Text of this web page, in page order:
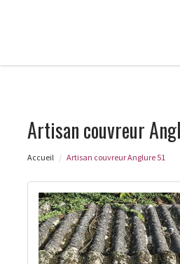
Artisan couvreur
Accueil Artisan couvreur Anglure 51